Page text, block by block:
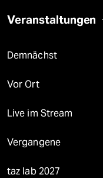
Veranstaltungen
Demnächst
Vor Ort
Live im Stream
Vergangene
taz lab 2027